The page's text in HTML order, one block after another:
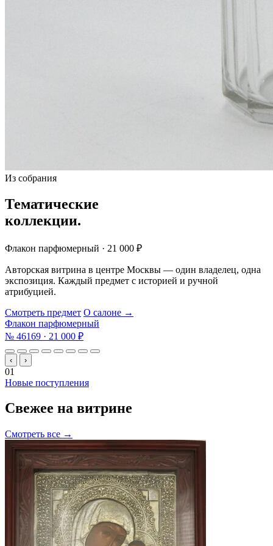
Из собрания
Тематические
коллекции.
Флакон парфюмерный · 21 000 ₽
Авторская витрина в центре Москвы — один владелец, одна
экспозиция. Каждый предмет с историей и ручной
атрибуцией.
Смотреть предмет О салоне →
Флакон парфюмерный
№ 46169 · 21 000 ₽
‹ ›
01
Новые поступления
Свежее на витрине
Смотреть все →